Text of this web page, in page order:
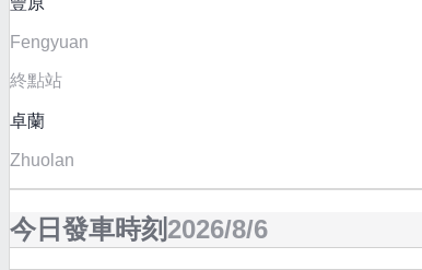
Fengyuan
終點站
卓蘭
Zhuolan
今日發車時刻 2026/8/6